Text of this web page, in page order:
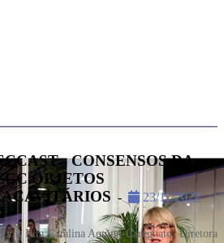
- CONSENSOS DA
OBJETOS
- 23/11/2023
Rita Catalina Aquino Caregnato, Diretora